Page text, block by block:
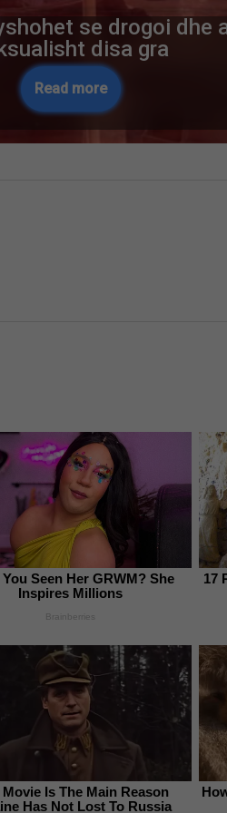
se drogoi dhe
disa gra
Read more
You Seen Her GRWM? She
Inspires Millions
Brainberries
17
Is The Main Reason
Has Not Lost To Russia